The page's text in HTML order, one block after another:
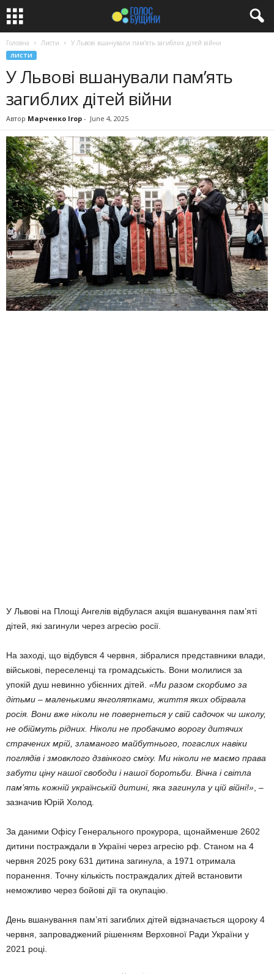
Головна Листи У Львові вшанували пам’ять загиблих дітей війни
ЛИСТИ
У Львові вшанували пам’ять
загиблих дітей війни
Автор Марченко Ігор - June 4, 2025
У Львові на Площі Ангелів відбулася акція вшанування пам’яті
дітей, які загинули через агресію росії.
На заході, що відбувся 4 червня, зібралися представники влади,
військові, переселенці та громадськість. Вони молилися за
упокій душ невинно убієнних дітей. «Ми разом скорбимо за
дітьми – маленькими янголятками, життя яких обірвала
росія. Вони вже ніколи не повернеться у свій садочок чи школу,
не обіймуть рідних. Ніколи не пробачимо ворогу дитячих
страчених мрій, зламаного майбутнього, погаслих навіки
поглядів і змовклого дзвінкого сміху. Ми ніколи не маємо права
забути ціну нашої свободи і нашої боротьби. Вічна і світла
пам’ять кожній українській дитині, яка загинула у цій війні!», –
зазначив Юрій Холод.
За даними Офісу Генерального прокурора, щонайменше 2602
дитини постраждали в Україні через агресію рф. Станом на 4
червня 2025 року 631 дитина загинула, а 1971 отримала
поранення. Точну кількість постраждалих дітей встановити
неможливо через бойові дії та окупацію.
День вшанування пам’яті загиблих дітей відзначається щороку 4
червня, запроваджений рішенням Верховної Ради України у
2021 році.